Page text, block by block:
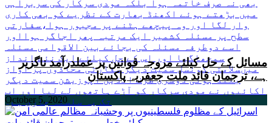
مسائل کے حل کیلئے مروجہ قوانین پر عملدرآمد ناگزیر
ہے، ترجمان قائد ملت جعفریہ پاکستان
October 5, 2020